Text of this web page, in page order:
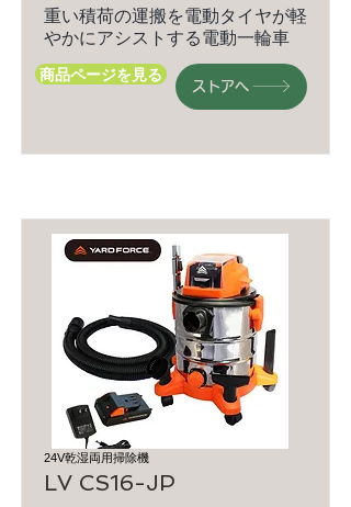
重い積荷の運搬を電動タイヤが軽
やかにアシストする電動一輪車
商品ページを見る
ストアへ
24V乾湿両用掃除機
LV CS16-JP